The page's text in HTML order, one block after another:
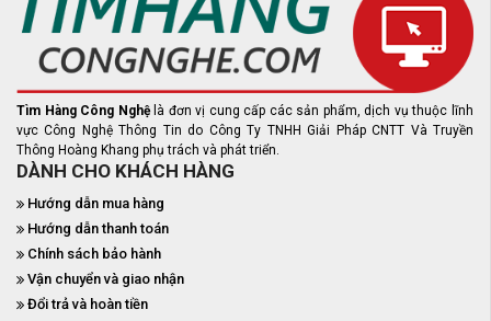
Tìm Hàng Công Nghệ là đơn vị cung cấp các sản phẩm, dịch vụ thuộc lĩnh
vực Công Nghệ Thông Tin do Công Ty TNHH Giải Pháp CNTT Và Truyền
Thông Hoàng Khang phụ trách và phát triển.
DÀNH CHO KHÁCH HÀNG
Hướng dẫn mua hàng
Hướng dẫn thanh toán
Chính sách bảo hành
Vận chuyển và giao nhận
Đổi trả và hoàn tiền